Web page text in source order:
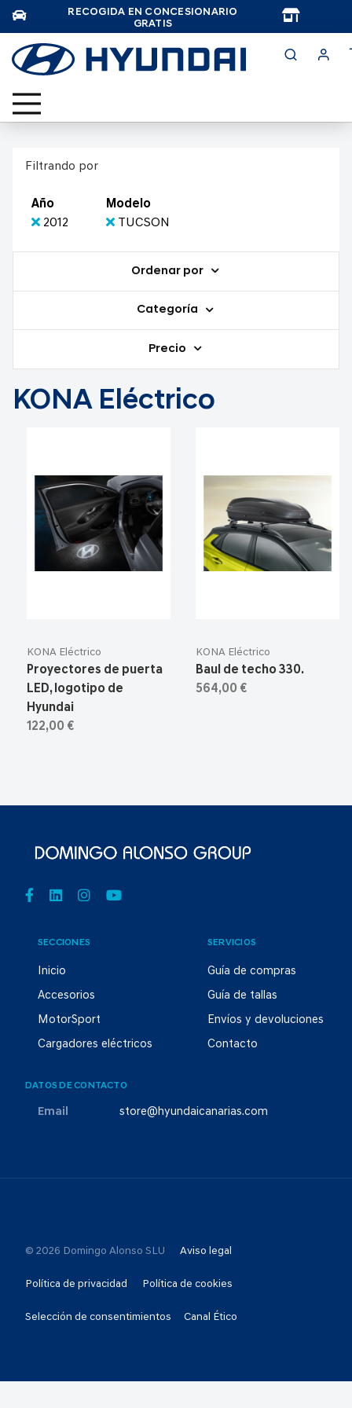
RECOGIDA EN CONCESIONARIO
GRATIS
Filtrando por
Año
2012
Modelo
TUCSON
Ordenar por
Categoría
Precio
KONA Eléctrico
KONA Eléctrico
Proyectores de puerta
LED, logotipo de
Hyundai
122,00 €
KONA Eléctrico
Baul de techo 330.
564,00 €
SECCIONES
Inicio
Accesorios
MotorSport
Cargadores eléctricos
SERVICIOS
Guía de compras
Guía de tallas
Envíos y devoluciones
Contacto
DATOS DE CONTACTO
Email store@hyundaicanarias.com
© 2026 Domingo Alonso SLU Aviso legal
Política de privacidad Política de cookies
Selección de consentimientos Canal Ético